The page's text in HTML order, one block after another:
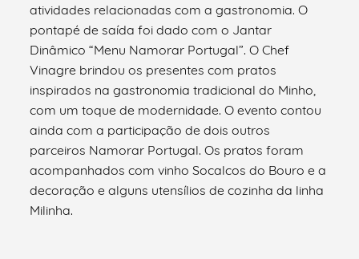
atividades relacionadas com a gastronomia. O
pontapé de saída foi dado com o Jantar
Dinâmico “Menu Namorar Portugal”. O Chef
Vinagre brindou os presentes com pratos
inspirados na gastronomia tradicional do Minho,
com um toque de modernidade. O evento contou
ainda com a participação de dois outros
parceiros Namorar Portugal. Os pratos foram
acompanhados com vinho Socalcos do Bouro e a
decoração e alguns utensílios de cozinha da linha
Milinha.